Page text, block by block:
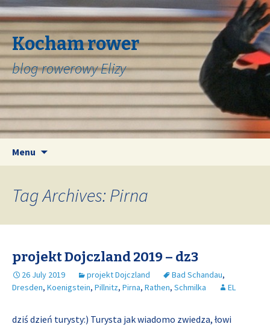
Kocham rower
blog rowerowy Elizy
Menu
Tag Archives: Pirna
projekt Dojczland 2019 – dz3
26 July 2019 projekt Dojczland Bad Schandau,
Dresden, Koenigstein, Pillnitz, Pirna, Rathen, Schmilka EL
dziś dzień turysty:) Turysta jak wiadomo zwiedza, łowi